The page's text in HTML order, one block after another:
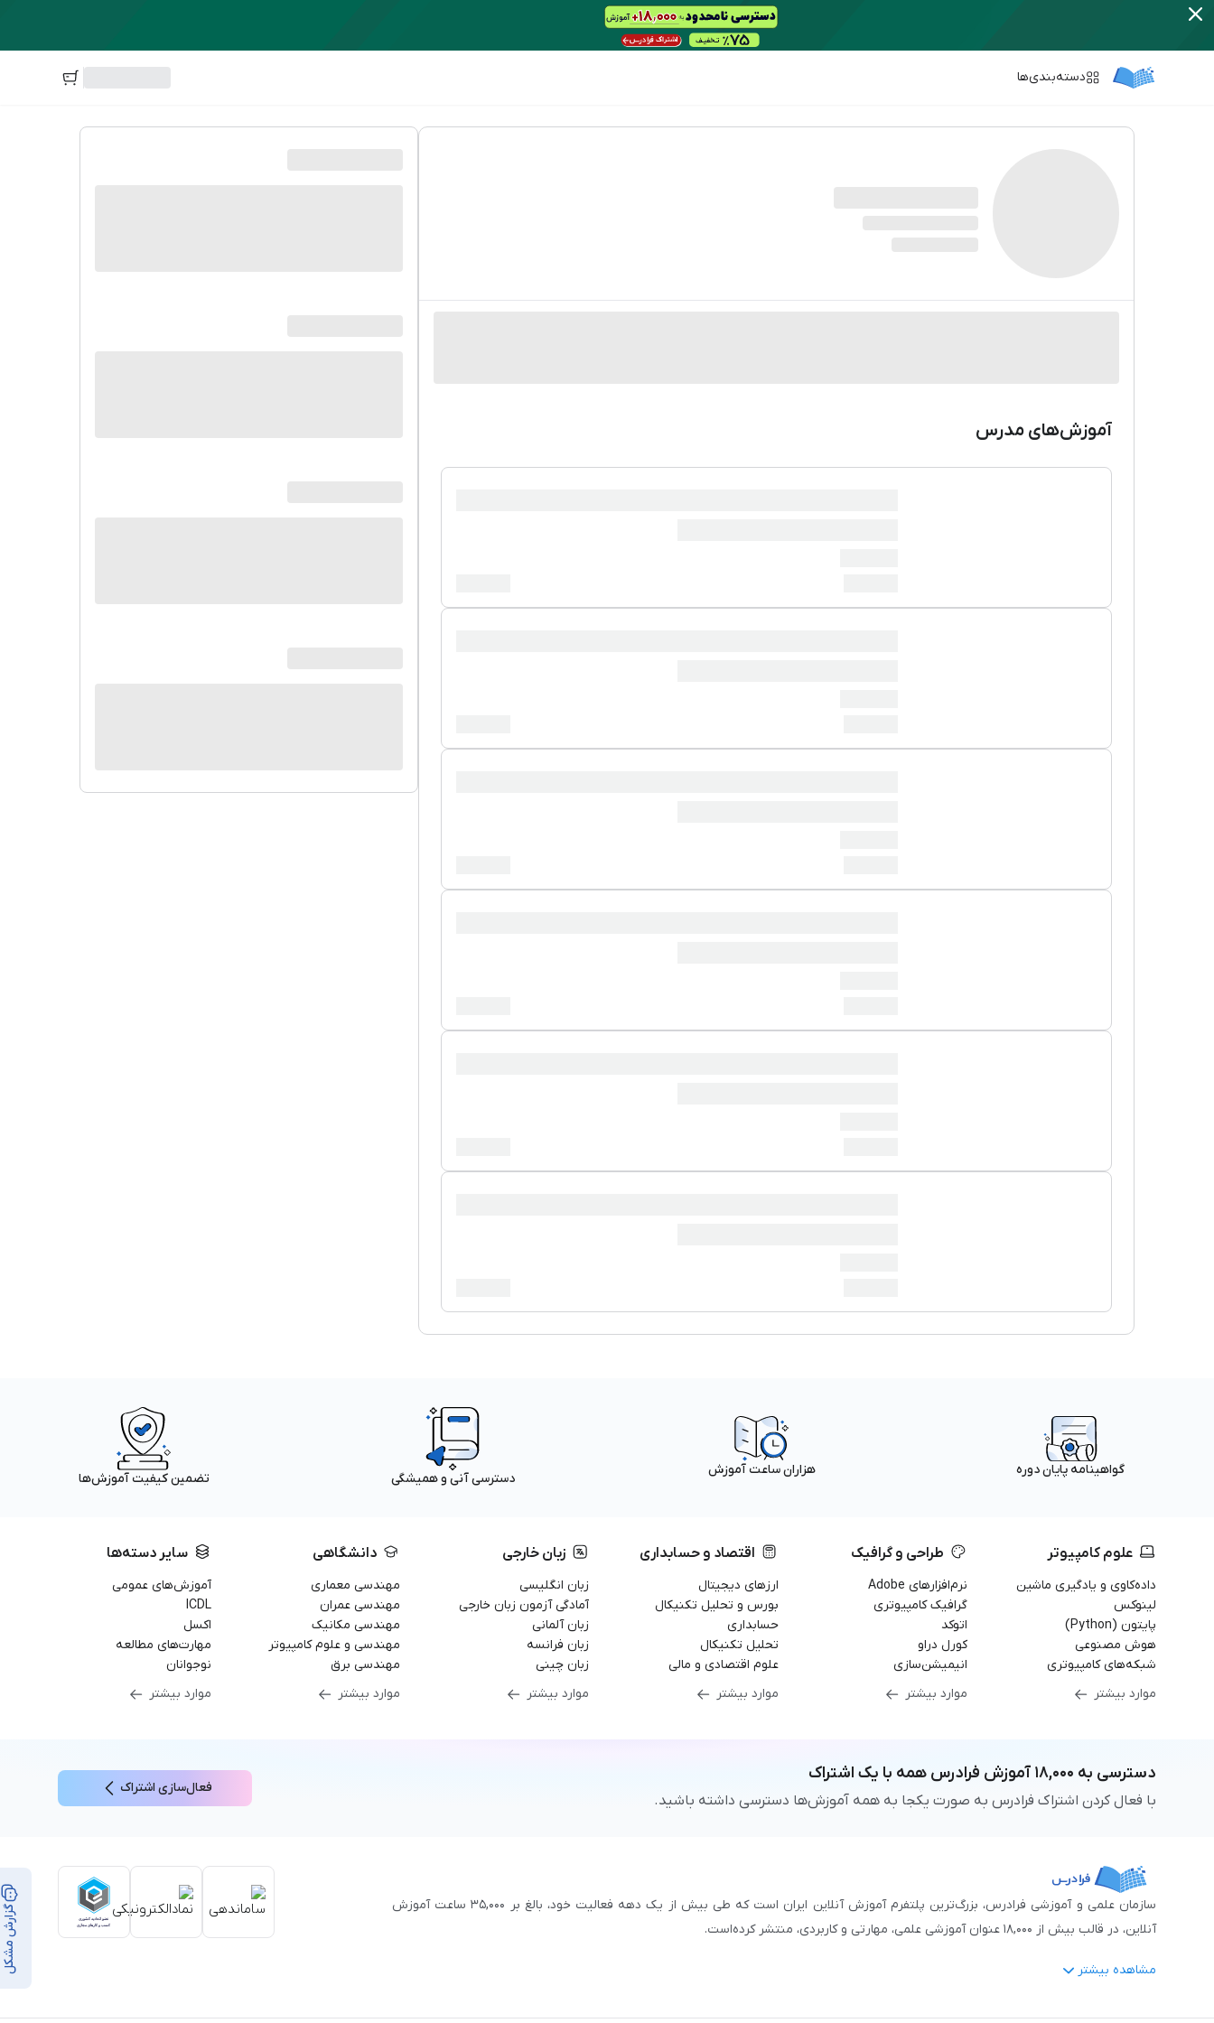
دسته‌بندی‌ها
گزارش مشکل
آموزش‌های مدرس
گواهینامه پایان دوره هزاران ساعت آموزش
دسترسی آنی و همیشگی تضمین کیفیت آموزش‌ها
علوم کامپیوتر
داده‌کاوی و یادگیری ماشین
لینوکس
پایتون (Python)
هوش مصنوعی
شبکه‌های کامپیوتری
موارد بیشتر
طراحی و گرافیک
نرم‌افزارهای Adobe
گرافیک کامپیوتری
اتوکد
کورل دراو
انیمیشن‌سازی
موارد بیشتر
اقتصاد و حسابداری
ارزهای دیجیتال
بورس و تحلیل تکنیکال
حسابداری
تحلیل تکنیکال
علوم اقتصادی و مالی
موارد بیشتر
زبان خارجی
زبان انگلیسی
آمادگی آزمون زبان خارجی
زبان آلمانی
زبان فرانسه
زبان چینی
موارد بیشتر
دانشگاهی
مهندسی معماری
مهندسی عمران
مهندسی مکانیک
مهندسی و علوم کامپیوتر
مهندسی برق
موارد بیشتر
سایر دسته‌ها
آموزش‌های عمومی
ICDL
اکسل
مهارت‌های مطالعه
نوجوانان
موارد بیشتر
دسترسی به ۱۸,۰۰۰ آموزش فرادرس همه با یک اشتراک
با فعال کردن اشتراک فرادرس به صورت یکجا به همه آموزش‌ها دسترسی داشته باشید.
فعال‌سازی اشتراک
سازمان علمی و آموزشی فرادرس، بزرگ‌ترین پلتفرم آموزش آنلاین ایران است که طی بیش از یک دهه فعالیت خود، بالغ بر ۳۵,۰۰۰ ساعت آموزش
آنلاین، در قالب بیش از ۱۸,۰۰۰ عنوان آموزشی علمی، مهارتی و کاربردی، منتشر کرده‌است.
مشاهده بیشتر